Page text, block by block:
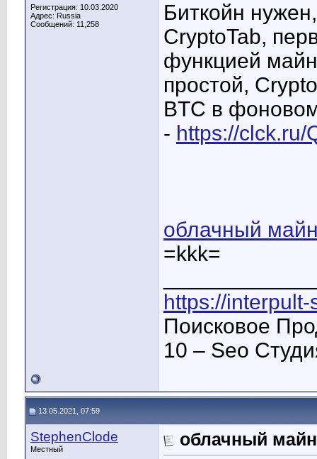
Регистрация: 10.03.2020
Адрес: Russia
Сообщений: 11,258
Биткойн
CryptoTab,
функцией
простой,
BTC в
- https://clck.ru/
облачный
=kkk=
https://
Поисковое
10 – Seo
13.05.2021, 07:59
StephenClode
Местный
облачный